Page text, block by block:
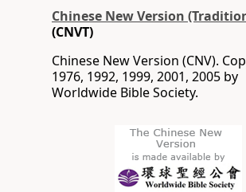
Chinese New Version
(CNVT)
Chinese New Version (CNV).
1976, 1992, 1999, 2001, 2005 by
Worldwide Bible Society.